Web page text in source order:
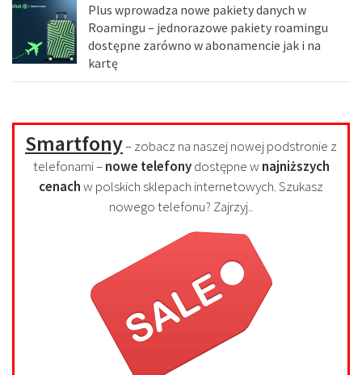
Plus wprowadza nowe pakiety danych w
Roamingu – jednorazowe pakiety roamingu
dostępne zarówno w abonamencie jak i na
kartę
Smartfony– zobacz na naszej nowej podstronie z
telefonami –nowe telefonydostępne w najniższych
cenachw polskich sklepach internetowych. Szukasz
nowego telefonu? Zajrzyj..